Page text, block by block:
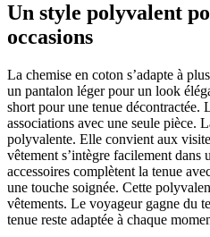
Un style polyvalent
occasions
La chemise en coton s’adapte à
un pantalon léger pour un look
short pour une tenue décontractée.
associations avec une seule pièce.
polyvalente. Elle convient aux
vêtement s’intègre facilement dans
accessoires complètent la tenue
une touche soignée. Cette
vêtements. Le voyageur gagne du
tenue reste adaptée à chaque